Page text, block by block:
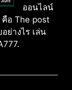
ออนไลน์
อ The post
ย่างไร เล่น